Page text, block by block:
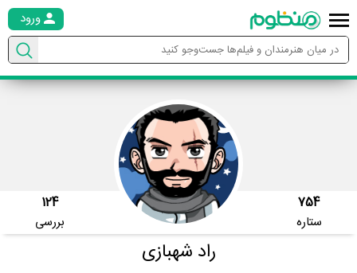
ورود
754
ستاره
124
بررسی
راد شهبازی